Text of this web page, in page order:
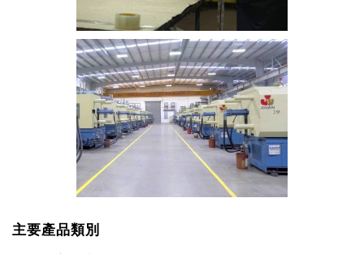
主要產品類別